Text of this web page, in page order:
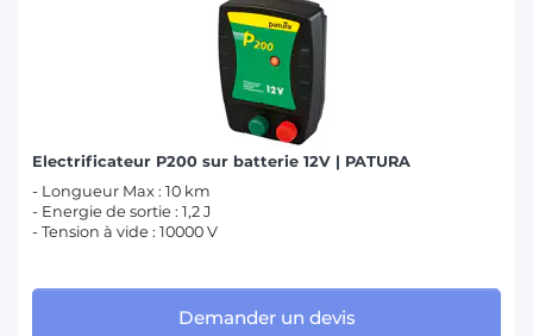
Electrificateur P200 sur batterie 12V | PATURA
- Longueur Max : 10 km
- Energie de sortie : 1,2 J
- Tension à vide : 10000 V
Demander un devis